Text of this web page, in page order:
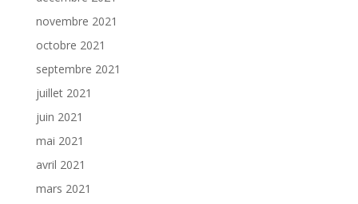
novembre 2021
octobre 2021
septembre 2021
juillet 2021
juin 2021
mai 2021
avril 2021
mars 2021